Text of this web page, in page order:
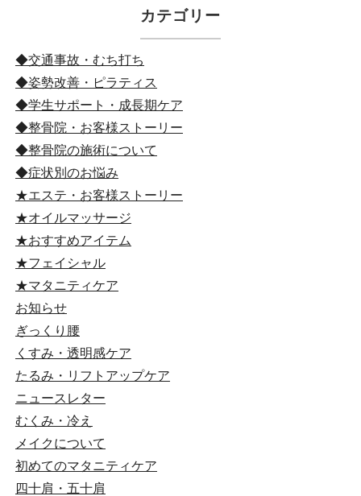
カテゴリー
◆交通事故・むち打ち
◆姿勢改善・ピラティス
◆学生サポート・成長期ケア
◆整骨院・お客様ストーリー
◆整骨院の施術について
◆症状別のお悩み
★エステ・お客様ストーリー
★オイルマッサージ
★おすすめアイテム
★フェイシャル
★マタニティケア
お知らせ
ぎっくり腰
くすみ・透明感ケア
たるみ・リフトアップケア
ニュースレター
むくみ・冷え
メイクについて
初めてのマタニティケア
四十肩・五十肩